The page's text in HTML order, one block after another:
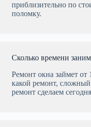
приблизительно по
поломку.
Сколько времени
Ремонт окна займет от
какой ремонт,
ремонт сделаем